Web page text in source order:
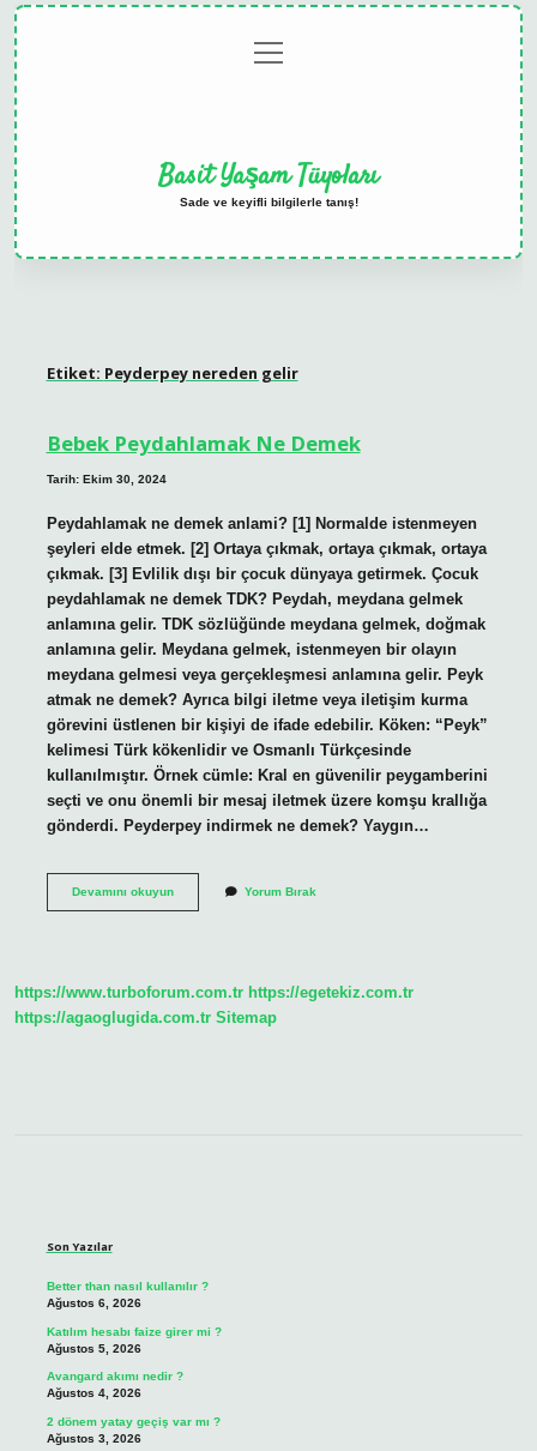
menüyü
aç
Basit Yaşam Tüyoları
Sade ve keyifli bilgilerle tanış!
Etiket: Peyderpey nereden gelir
Bebek Peydahlamak Ne Demek
Tarih: Ekim 30, 2024
Peydahlamak ne demek anlami? [1] Normalde istenmeyen
şeyleri elde etmek. [2] Ortaya çıkmak, ortaya çıkmak, ortaya
çıkmak. [3] Evlilik dışı bir çocuk dünyaya getirmek. Çocuk
peydahlamak ne demek TDK? Peydah, meydana gelmek
anlamına gelir. TDK sözlüğünde meydana gelmek, doğmak
anlamına gelir. Meydana gelmek, istenmeyen bir olayın
meydana gelmesi veya gerçekleşmesi anlamına gelir. Peyk
atmak ne demek? Ayrıca bilgi iletme veya iletişim kurma
görevini üstlenen bir kişiyi de ifade edebilir. Köken: “Peyk”
kelimesi Türk kökenlidir ve Osmanlı Türkçesinde
kullanılmıştır. Örnek cümle: Kral en güvenilir peygamberini
seçti ve onu önemli bir mesaj iletmek üzere komşu krallığa
gönderdi. Peyderpey indirmek ne demek? Yaygın…
Devamını okuyunBebek
Yorum Bırak
https://www.turboforum.com.tr https://egetekiz.com.tr
https://agaoglugida.com.tr Sitemap
Son Yazılar
Better than nasıl kullanılır ?
Ağustos 6, 2026
Katılım hesabı faize girer mi ?
Ağustos 5, 2026
Avangard akımı nedir ?
Ağustos 4, 2026
2 dönem yatay geçiş var mı ?
Ağustos 3, 2026